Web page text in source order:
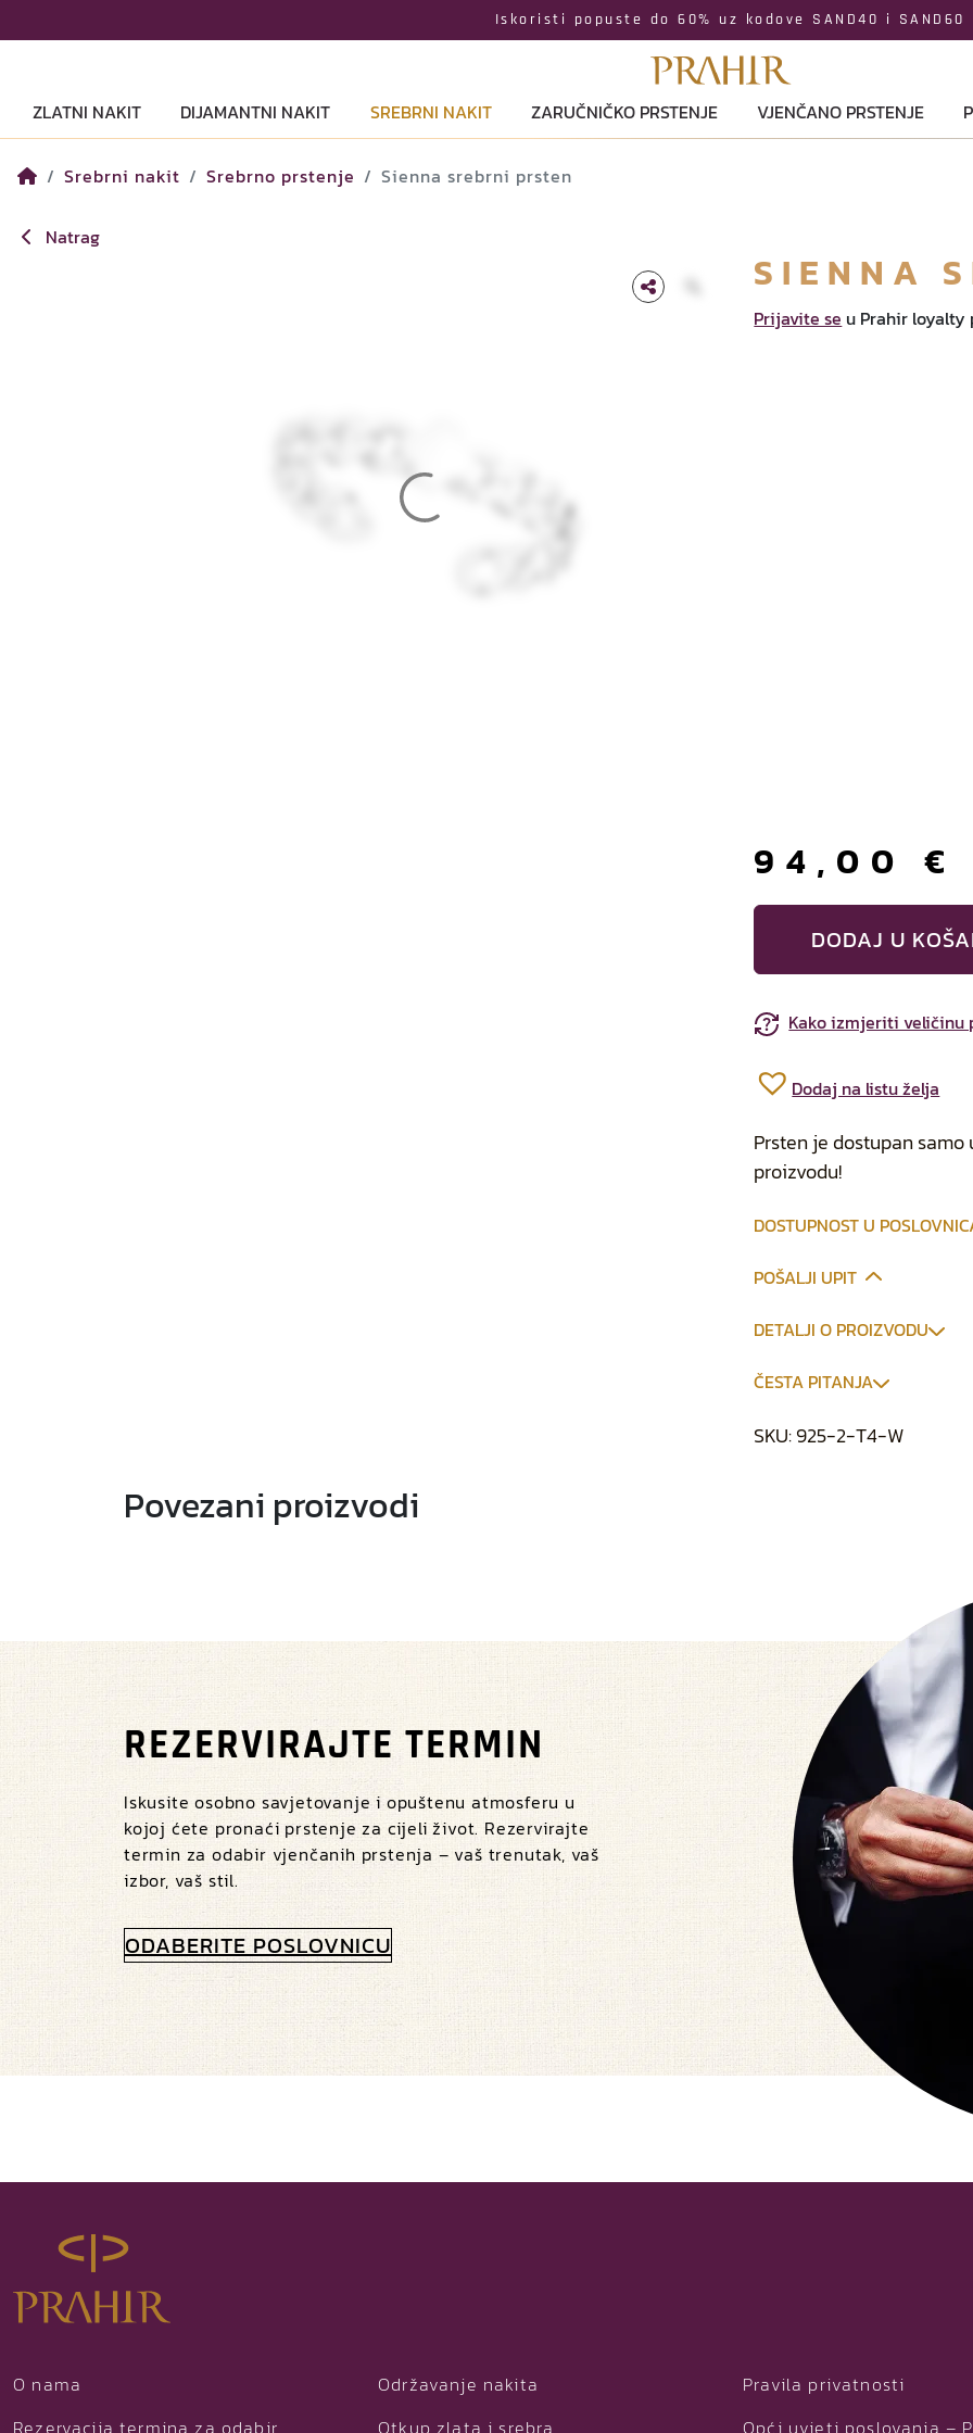
Iskoristi popuste do 60% uz kodove SAND40 i SAND60
ZLATNI NAKIT DIJAMANTNI NAKIT SREBRNI NAKIT ZARUČNIČKO PRSTENJE VJENČANO PRSTENJE
Srebrni nakit Srebrno prstenje Sienna srebrni prsten
Natrag
SIENNA
Prijavite se u Prahir
94,00 €
DODAJ U
Kako izmjeriti veličinu
Dodaj na listu želja
Prsten je dostupan
proizvodu!
DOSTUPNOST U
POŠALJI UPIT
DETALJI O PROIZVODU
ČESTA PITANJA
SKU:925-2-T4-W
Povezani proizvodi
REZERVIRAJTE TERMIN
Iskusite osobno savjetovanje i opuštenu atmosferu u
kojoj ćete pronaći prstenje za cijeli život. Rezervirajte
termin za odabir vjenčanih prstenja – vaš trenutak, vaš
izbor, vaš stil.
ODABERITE POSLOVNICU
O nama
Održavanje nakita
Pravila privatnosti